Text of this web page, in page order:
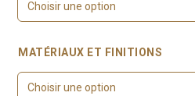
MATÉRIAUX ET FINITIONS